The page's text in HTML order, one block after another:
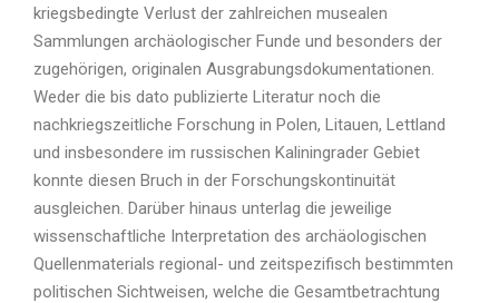
kriegsbedingte Verlust der zahlreichen musealen
Sammlungen archäologischer Funde und besonders der
zugehörigen, originalen Ausgrabungsdokumentationen.
Weder die bis dato publizierte Literatur noch die
nachkriegszeitliche Forschung in Polen, Litauen, Lettland
und insbesondere im russischen Kaliningrader Gebiet
konnte diesen Bruch in der Forschungskontinuität
ausgleichen. Darüber hinaus unterlag die jeweilige
wissenschaftliche Interpretation des archäologischen
Quellenmaterials regional- und zeitspezifisch bestimmten
politischen Sichtweisen, welche die Gesamtbetrachtung